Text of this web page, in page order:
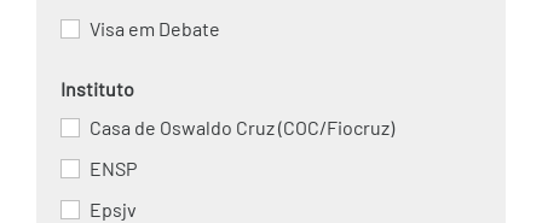
Visa em Debate
Instituto
Casa de Oswaldo Cruz (COC/Fiocruz)
ENSP
Epsjv